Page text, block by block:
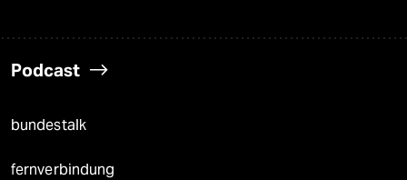
Podcast
bundestalk
fernverbindung